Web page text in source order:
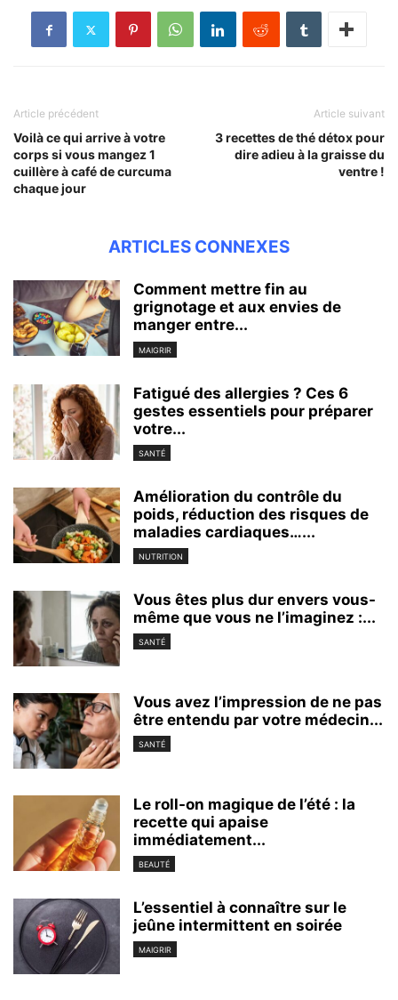
Article précédent
Voilà ce qui arrive à votre
corps si vous mangez 1
cuillère à café de curcuma
chaque jour
Article suivant
3 recettes de thé détox pour
dire adieu à la graisse du
ventre !
ARTICLES CONNEXES
Comment mettre fin au
grignotage et aux envies de
manger entre...
MAIGRIR
Fatigué des allergies ? Ces 6
gestes essentiels pour préparer
votre...
SANTÉ
Amélioration du contrôle du
poids, réduction des risques de
maladies cardiaques…...
NUTRITION
Vous êtes plus dur envers vous-
même que vous ne l’imaginez :...
SANTÉ
Vous avez l’impression de ne pas
être entendu par votre médecin...
SANTÉ
Le roll-on magique de l’été : la
recette qui apaise
immédiatement...
BEAUTÉ
L’essentiel à connaître sur le
jeûne intermittent en soirée
MAIGRIR